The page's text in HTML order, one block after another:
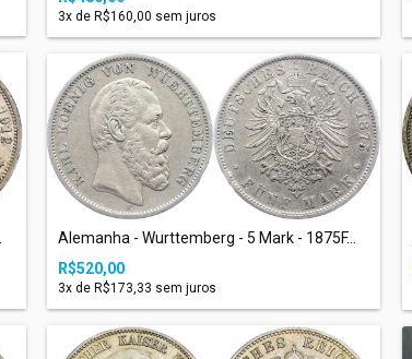
3x de R$160,00 sem juros
Alemanha - Wurttemberg - 5 Mark - 1875F...
R$520,00
3x de R$173,33 sem juros